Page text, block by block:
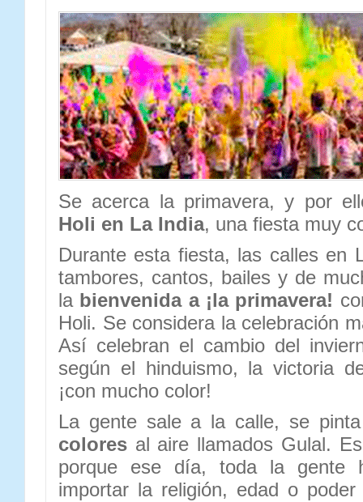
Se acerca la primavera, y por
Holi en La India, una fiesta muy
Durante esta fiesta, las calles en
tambores, cantos, bailes y de
la bienvenida a ¡la primavera!
Holi. Se considera la celebración
Así celebran el cambio del
según el hinduismo, la victoria
¡con mucho color!
La gente sale a la calle, se
colores al aire llamados Gulal.
porque ese día, toda la gente
importar la religión, edad o poder